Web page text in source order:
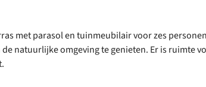
met parasol en tuinmeubilair voor zes
natuurlijke omgeving te genieten. Er is ruimte